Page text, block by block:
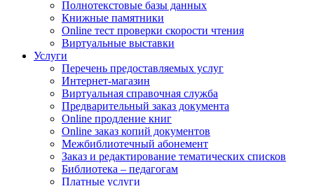
Полнотекстовые базы данных
Книжные памятники
Online тест проверки скорости чтения
Виртуальные выставки
Услуги
Перечень предоставляемых услуг
Интернет-магазин
Виртуальная справочная служба
Предварительный заказ документа
Online продление книг
Online заказ копий документов
Межбиблиотечный абонемент
Заказ и редактирование тематических списков
Библиотека – педагогам
Платные услуги